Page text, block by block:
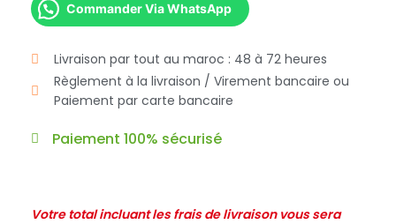
Commander Via WhatsApp
Livraison par tout au maroc : 48 à 72 heures
Règlement à la livraison / Virement bancaire ou
Paiement par carte bancaire
Paiement 100% sécurisé
Votre total incluant les frais de livraison vous sera